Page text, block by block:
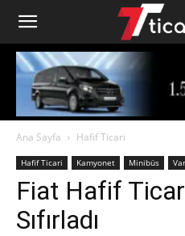
Ana Sayfa Hafif Ticari
Hafif Ticari Kamyonet Minibüs
Fiat Hafif
Sıfırladı